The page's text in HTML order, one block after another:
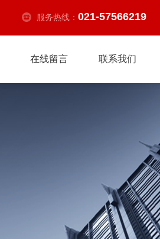
服务热线： 021-57566219
在线留言 联系我们